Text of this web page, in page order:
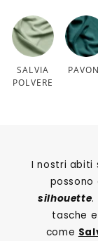
SALVIA
POLVERE
I nostri abiti
silhouette.
tasche
come